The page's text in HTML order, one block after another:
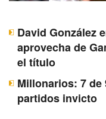
David González
aprovecha de
el título
Millonarios: 7 de
partidos invicto